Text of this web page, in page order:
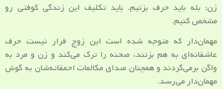
زن: بله باید حرف بزنیم. باید تکلیف این زندگی کوفتی رو
مشخص کنیم.
مهمان‌دار که متوجه شده است این زوج قرار نیست حرف
عاشقانه‌ای به هم بزنند، صحنه را ترک می‌کند و زن و مرد به
واگن برمی‌گردند و همچنان صدای مکالمات احمقانه‌شان به گوش
مهمان‌دار می‌رسد.